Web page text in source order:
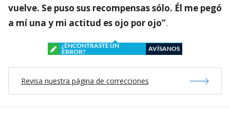
vuelve. Se puso sus recompensas sólo. Él me pegó
a mí una y mi actitud es ojo por ojo”.
¿ENCONTRASTE UN
ERROR?
AVÍSANOS
Revisa nuestra página de correcciones